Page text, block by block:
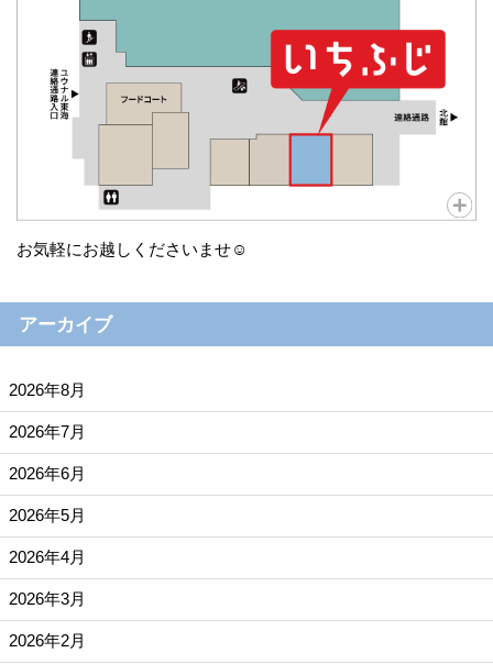
お気軽にお越しくださいませ☺
アーカイブ
2026年8月
2026年7月
2026年6月
2026年5月
2026年4月
2026年3月
2026年2月